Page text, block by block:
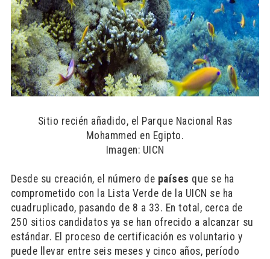
Sitio recién añadido, el Parque Nacional Ras
Mohammed en Egipto.
Imagen: UICN
Desde su creación, el número de países que se ha
comprometido con la Lista Verde de la UICN se ha
cuadruplicado, pasando de 8 a 33. En total, cerca de
250 sitios candidatos ya se han ofrecido a alcanzar su
estándar. El proceso de certificación es voluntario y
puede llevar entre seis meses y cinco años, período